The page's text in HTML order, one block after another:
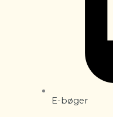
E-bøger